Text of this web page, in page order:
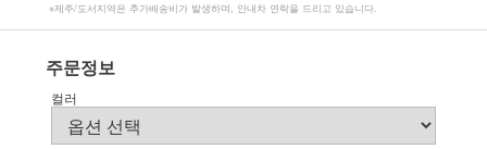
※제주/도서지역은 추가배송비가 발생하며, 안내차 연락을 드리고 있습니다.
주문정보
컬러